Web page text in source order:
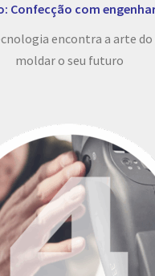
Confecção com
encontra a arte do
moldar o seu futuro